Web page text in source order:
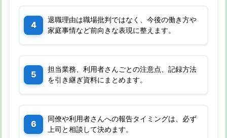
退職理由は職場批判ではなく、今後の働き方や
家庭事情など前向きな表現に整えます。
担当業務、利用者さんごとの注意点、記録方法
を引き継ぎ資料にまとめます。
同僚や利用者さんへの報告タイミングは、必ず
上司と相談して決めます。